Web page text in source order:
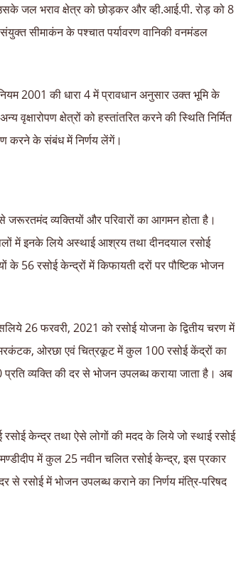
जल भराव क्षेत्र को छोड़कर और व्ही.आई.पी. रोड़ को 8
सीमाकंन के पश्चात पर्यावरण वानिकी वनमंडल
2001 की धारा 4 में प्रावधान अनुसार उक्त भूमि के
वृक्षारोपण क्षेत्रों को हस्तांतरित करने की स्थिति निर्मित
करने के संबंध में निर्णय लेंगें।
जरूरतमंद व्यक्तियों और परिवारों का आगमन होता है।
में इनके लिये अस्थाई आश्रय तथा दीनदयाल रसोई
रसोई केन्द्रों में किफायती दरों पर पौष्टिक भोजन
26 फरवरी, 2021 को रसोई योजना के द्वितीय चरण में
ओरछा एवं चित्रकूट में कुल 100 रसोई केंद्रों का
व्यक्ति की दर से भोजन उपलब्ध कराया जाता है। अब
रसोई केन्द्र तथा ऐसे लोगों की मदद के लिये जो स्थाई रसोई
में कुल 25 नवीन चलित रसोई केन्द्र, इस प्रकार
से रसोई में भोजन उपलब्ध कराने का निर्णय मंत्रि-परिषद